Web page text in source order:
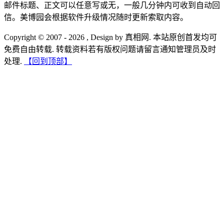
邮件标题、正文可以任意写或无，一般几分钟内可收到自动回
信。美博园会根据软件升级情况随时更新索取内容。
Copyright © 2007 - 2026 , Design by 真相网. 本站原创首发均可
免费自由转载. 转载资料若有版权问题请留言通知管理员及时
处理.
【回到顶部】